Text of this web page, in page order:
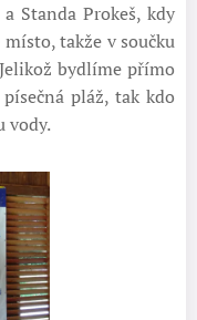
Standa Prokeš, kdy
takže v součku
bydlíme přímo
pláž, tak kdo
vody.